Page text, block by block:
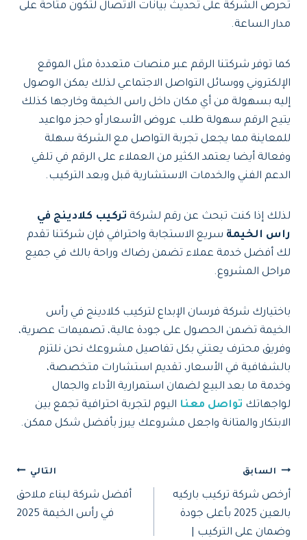
تحرص الشركة على تحديث بيانات الاتصال لتكون متاحة على
مدار الساعة.
كما توفر شركتنا الرقم عبر منصات متعددة مثل الموقع
الإلكتروني ووسائل التواصل الاجتماعي لذلك يمكن الوصول
إليه بسهولة من أي مكان داخل راس الخيمة وخارجها كذلك
يتيح الرقم سهولة طلب عروض الأسعار أو حجز مواعيد
للمعاينة مما يجعل تجربة التواصل مع الشركة سهلة
وفعالة أيضا يعتمد الكثير من العملاء على الرقم في تلقي
الدعم الفني والخدمات الاستشارية قبل وبعد التركيب.
لذلك إذا كنت تبحث عن رقم لشركة تركيب كلادينج في
راس الخيمة سريع الاستجابة واحترافي فإن شركتنا تقدم
لك أفضل خدمة عملاء تضمن رضاك وراحة بالك في جميع
مراحل المشروع.
باختيارك شركة فرسان الإبداع لتركيب كلادينج في رأس
الخيمة تضمن الحصول على جودة عالية، تصميمات عصرية،
وفريق محترف يعتني بكل تفاصيل مشروعك نحن نلتزم
بالشفافية في الأسعار، تقديم استشارات متخصصة،
وخدمة ما بعد البيع لضمان استمرارية الأداء والجمال
لواجهاتك تواصل معنا اليوم لتجربة احترافية تجمع بين
الابتكار والمتانة واجعل مشروعك يبرز بأفضل شكل ممكن.
تصفّح
المقالات
السابق
أرخص شركة تركيب باركيه
بالعين 2025 بأعلى جودة
وضمان على التركيب |
التالي
أفضل شركة لبناء ملاحق
في رأس الخيمة 2025